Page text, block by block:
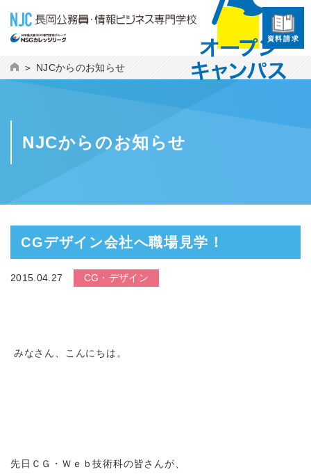
資料請求
NJCからのお知らせ
NJCからのお知らせ
CGデザイン会社へ職場見学！
2015.04.27 CG・デザイン
みなさん、こんにちは。
先日ＣＧ・Ｗｅｂ技術科の皆さんが、